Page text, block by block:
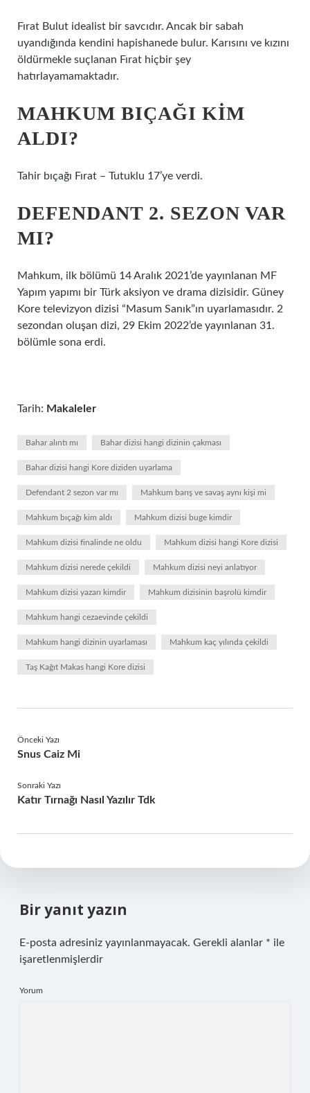
Fırat Bulut idealist bir savcıdır. Ancak bir sabah
uyandığında kendini hapishanede bulur. Karısını ve kızını
öldürmekle suçlanan Fırat hiçbir şey
hatırlayamamaktadır.
MAHKUM BIÇAĞI KIM
ALDI?
Tahir bıçağı Fırat – Tutuklu 17’ye verdi.
DEFENDANT 2. SEZON VAR
MI?
Mahkum, ilk bölümü 14 Aralık 2021’de yayınlanan MF
Yapım yapımı bir Türk aksiyon ve drama dizisidir. Güney
Kore televizyon dizisi “Masum Sanık”ın uyarlamasıdır. 2
sezondan oluşan dizi, 29 Ekim 2022’de yayınlanan 31.
bölümle sona erdi.
Tarih: Makaleler
Bahar alıntı mı Bahar dizisi hangi dizinin çakması
Bahar dizisi hangi Kore diziden uyarlama
Defendant 2 sezon var mı Mahkum barış ve savaş aynı kişi mi
Mahkum bıçağı kim aldı Mahkum dizisi buge kimdir
Mahkum dizisi finalinde ne oldu Mahkum dizisi hangi Kore dizisi
Mahkum dizisi nerede çekildi Mahkum dizisi neyi anlatıyor
Mahkum dizisi yazarı kimdir Mahkum dizisinin başrolü kimdir
Mahkum hangi cezaevinde çekildi
Mahkum hangi dizinin uyarlaması Mahkum kaç yılında çekildi
Taş Kağıt Makas hangi Kore dizisi
Önceki Yazı
Snus Caiz Mi
Sonraki Yazı
Katır Tırnağı Nasıl Yazılır Tdk
Bir yanıt yazın
E-posta adresiniz yayınlanmayacak. Gerekli alanlar * ile
işaretlenmişlerdir
Yorum